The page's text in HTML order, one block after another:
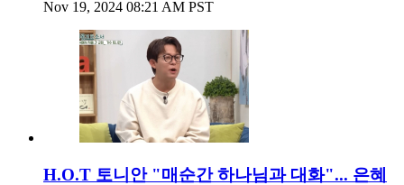
Nov 19, 2024 08:21 AM PST
H.O.T 토니안 "매순간 하나님과 대화"... 은혜